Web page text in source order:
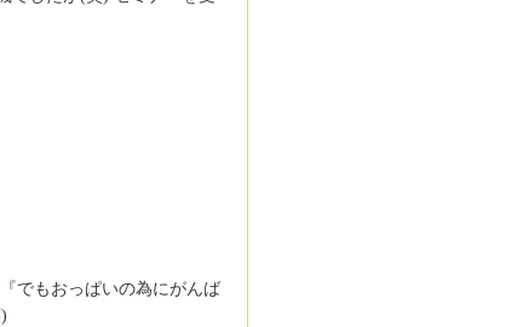
でもおっぱいの為にがんば